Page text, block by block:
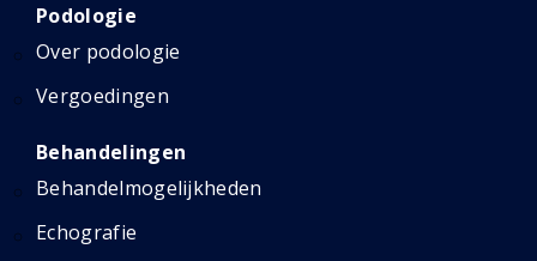
Podologie
Over podologie
Vergoedingen
Behandelingen
Behandelmogelijkheden
Echografie